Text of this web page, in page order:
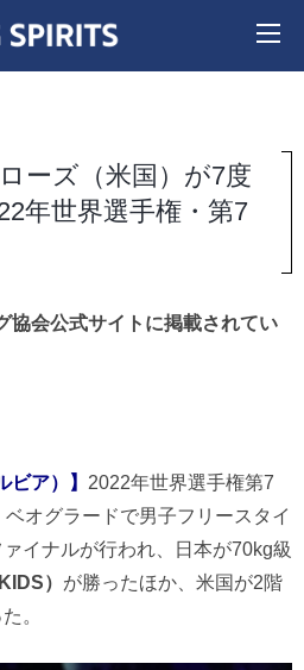
ーズ（米国）が7度
年世界選手権・第7
協会公式サイトに掲載されてい
ア）】 2022年世界選手権第7
オグラードで男子フリースタイ
イナルが行われ、日本が70kg級
） が勝ったほか、米国が2階
。